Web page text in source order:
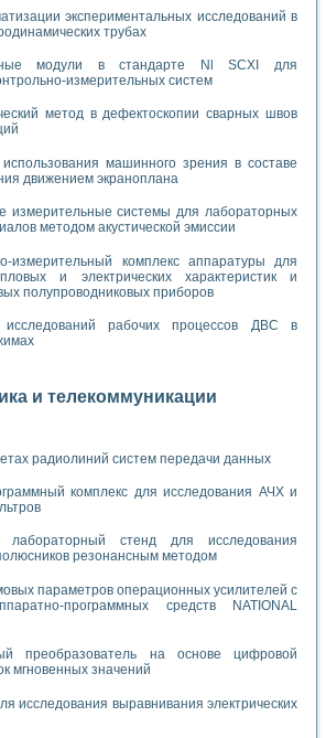
экспериментальных исследований в
трубах
модули в стандарте Nl SCXI для
измерительных систем
метод в дефектоскопии сварных швов
машинного зрения в составе
движением экраноплана
измерительные системы для лабораторных
методом акустической эмиссии
измерительный комплекс аппаратуры для
и электрических характеристик и
полупроводниковых приборов
рабочих процессов ДВС в
и телекоммуникации
радиолиний систем передачи данных
комплекс для исследования АЧХ и
лабораторный стенд для исследования
резонансным методом
параметров операционных усилителей с
программных средств NATIONAL
преобразователь на основе цифровой
мгновенных значений
исследования выравнивания электрических